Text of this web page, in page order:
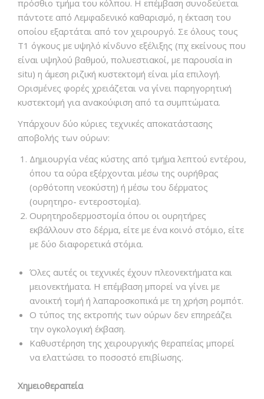
πρόσθιο τμήμα του κόλπου. Η επέμβαση συνοδεύεται
πάντοτε από Λεμφαδενικό καθαρισμό, η έκταση του
οποίου εξαρτάται από τον χειρουργό. Σε όλους τους
Τ1 όγκους με υψηλό κίνδυνο εξέλιξης (πχ εκείνους που
είναι υψηλού βαθμού, πολυεστιακοί, με παρουσία in
situ) η άμεση ριζική κυστεκτομή είναι μία επιλογή.
Ορισμένες φορές χρειάζεται να γίνει παρηγορητική
κυστεκτομή για ανακούφιση από τα συμπτώματα.
Υπάρχουν δύο κύριες τεχνικές αποκατάστασης
αποβολής των ούρων:
Δημιουργία νέας κύστης από τμήμα λεπτού εντέρου,
όπου τα ούρα εξέρχονται μέσω της ουρήθρας
(ορθότοπη νεοκύστη) ή μέσω του δέρματος
(ουρητηρο- εντεροστομία).
Ουρητηροδερμοστομία όπου οι ουρητήρες
εκβάλλουν στο δέρμα, είτε με ένα κοινό στόμιο, είτε
με δύο διαφορετικά στόμια.
Όλες αυτές οι τεχνικές έχουν πλεονεκτήματα και
μειονεκτήματα. Η επέμβαση μπορεί να γίνει με
ανοικτή τομή ή λαπαροσκοπικά με τη χρήση ρομπότ.
Ο τύπος της εκτροπής των ούρων δεν επηρεάζει
την ογκολογική έκβαση.
Καθυστέρηση της χειρουργικής θεραπείας μπορεί
να ελαττώσει το ποσοστό επιβίωσης.
Χημειοθεραπεία